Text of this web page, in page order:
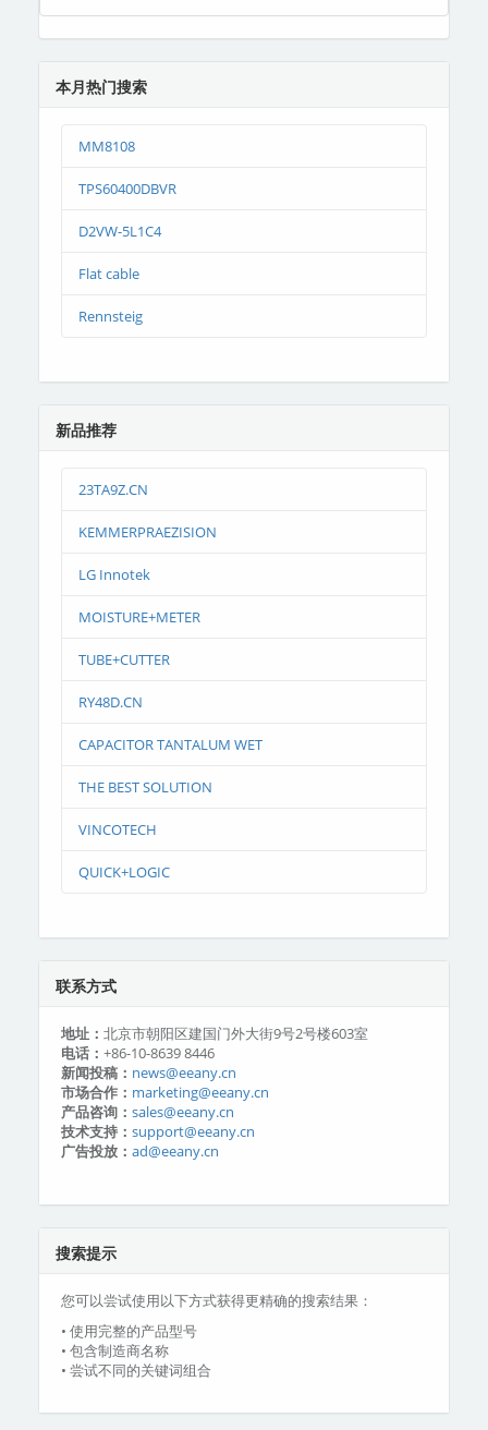
本月热门搜索
MM8108
TPS60400DBVR
D2VW-5L1C4
Flat cable
Rennsteig
新品推荐
23TA9Z.CN
KEMMERPRAEZISION
LG Innotek
MOISTURE+METER
TUBE+CUTTER
RY48D.CN
CAPACITOR TANTALUM WET
THE BEST SOLUTION
VINCOTECH
QUICK+LOGIC
联系方式
地址： 北京市朝阳区建国门外大街9号2号楼603室
电话： +86-10-8639 8446
新闻投稿： news@eeany.cn
市场合作： marketing@eeany.cn
产品咨询： sales@eeany.cn
技术支持： support@eeany.cn
广告投放： ad@eeany.cn
搜索提示
您可以尝试使用以下方式获得更精确的搜索结果：
• 使用完整的产品型号
• 包含制造商名称
• 尝试不同的关键词组合